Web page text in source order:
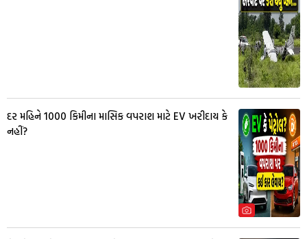
દર મહિને 1000 કિમીના માસિક વપરાશ માટે EV ખરીદાય કે
નહીં?